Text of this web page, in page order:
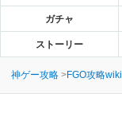
ガチャ
ストーリー
神ゲー攻略 FGO攻略wiki